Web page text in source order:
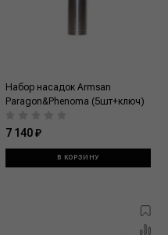
Набор насадок Armsan
Paragon&Phenoma (5шт+ключ)
7 140 ₽
В КОРЗИНУ